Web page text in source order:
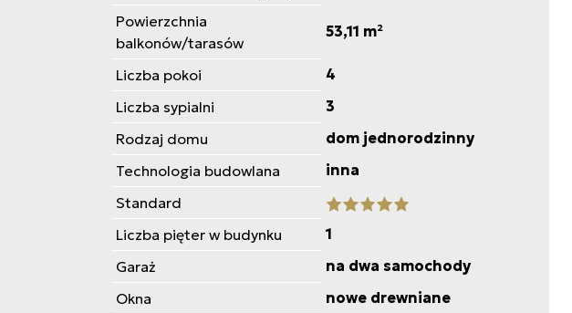
Powierzchnia
balkonów/tarasów
53,11 m²
Liczba pokoi
4
Liczba sypialni
3
Rodzaj domu
dom jednorodzinny
Technologia budowlana
inna
Standard
Liczba pięter w budynku
1
Garaż
na dwa samochody
Okna
nowe drewniane